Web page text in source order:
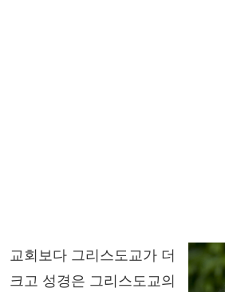
교회보다 그리스도교가 더
크고 성경은 그리스도교의